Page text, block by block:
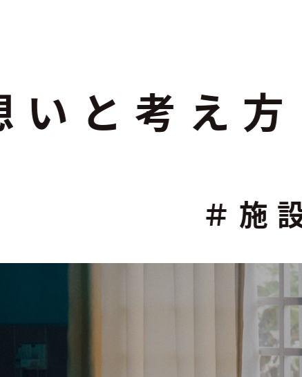
り支援について
＃施設基準につ
方（ブロ